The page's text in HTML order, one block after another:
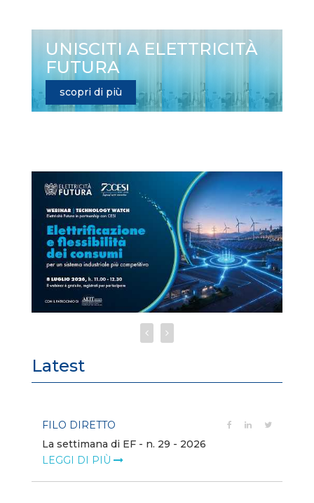
UNISCITI A ELETTRICITÀ
FUTURA
scopri di più
Latest
FILO DIRETTO
La settimana di EF - n. 29 - 2026
LEGGI DI PIÙ